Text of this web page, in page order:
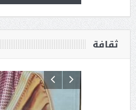
ثقافة